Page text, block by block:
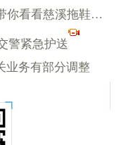
9块9包邮的拖鞋比100多的结实?带你看看慈溪拖鞋产业到底有多牛
警紧急护送
业务有部分调整